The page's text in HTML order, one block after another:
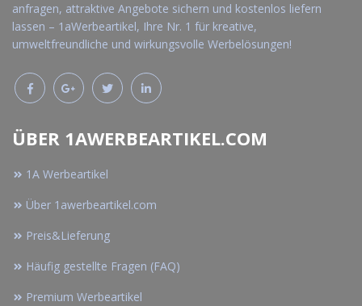
anfragen, attraktive Angebote sichern und kostenlos liefern
lassen – 1aWerbeartikel, Ihre Nr. 1 für kreative,
umweltfreundliche und wirkungsvolle Werbelösungen!
ÜBER 1AWERBEARTIKEL.COM
1A Werbeartikel
Über 1awerbeartikel.com
Preis&Lieferung
Häufig gestellte Fragen (FAQ)
Premium Werbeartikel